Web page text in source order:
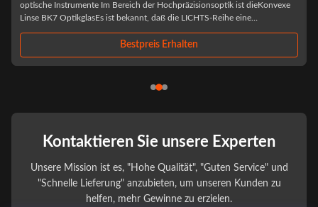
dieKonvexe
zylindrische Infrarot-LaserkollimatorlinseDa die
überschritten ist, ist eine fortgeschrittene CNC-
Bestpreis Erhalten
Kontaktieren Sie unsere Experten
Unsere Mission ist es, "Hohe Qualität", "Guten Service" und
"Schnelle Lieferung" anzubieten, um unseren Kunden zu
helfen, mehr Gewinne zu erzielen.